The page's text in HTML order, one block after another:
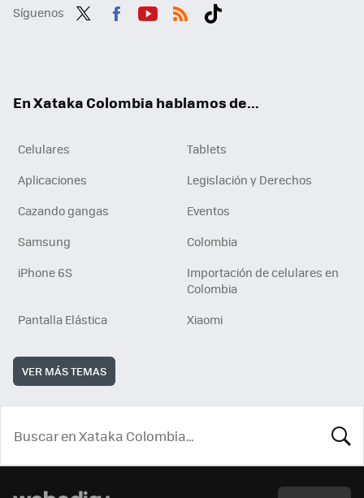
Síguenos
En Xataka Colombia hablamos de...
Celulares
Tablets
Aplicaciones
Legislación y Derechos
Cazando gangas
Eventos
Samsung
Colombia
iPhone 6S
Importación de celulares en
Colombia
Pantalla Elástica
Xiaomi
VER MÁS TEMAS